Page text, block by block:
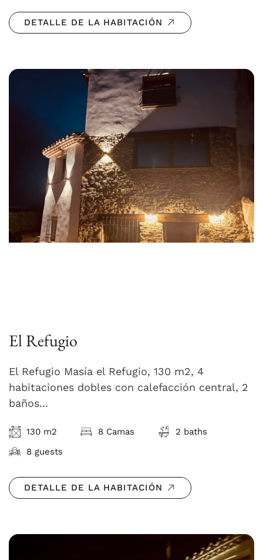
DETALLE DE LA HABITACIÓN
El Refugio
El Refugio Masía el Refugio, 130 m2, 4
habitaciones dobles con calefacción central, 2
baños...
130 m2 8 Camas
2 baths
8 guests
DETALLE DE LA HABITACIÓN